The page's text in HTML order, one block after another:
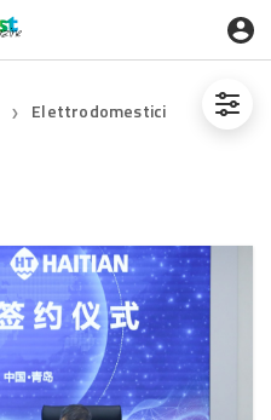
❯ Elettrodomestici